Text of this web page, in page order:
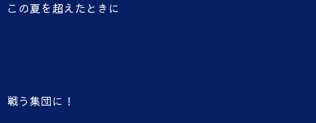
この夏を超えたときに
戦う集団に！